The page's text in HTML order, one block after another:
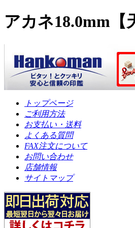
アカネ18.0mm【
トップページ
ご利用方法
お支払い・送料
よくある質問
FAX注文について
お問い合わせ
店舗情報
サイトマップ